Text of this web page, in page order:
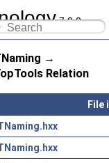
7.9.0
→
Relation
File